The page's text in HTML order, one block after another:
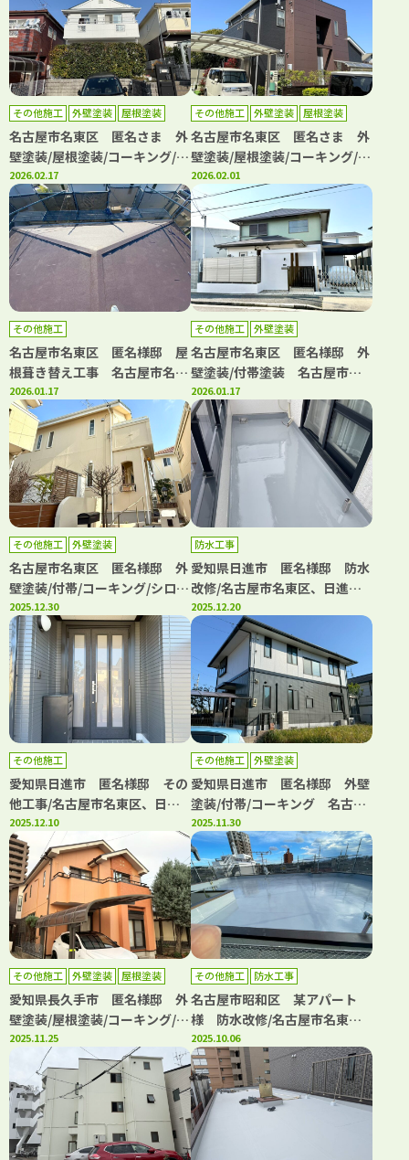
その他施工 外壁塗装
屋根塗装
防水工事
名古屋市名東区 匿名さま 外
壁塗装/屋根塗装/コーキング/防
水 名古屋市名東区、日進市の
外壁塗装屋根塗装専門店【フル
ヤマ塗装店】
2026.02.17
その他施工 外壁塗装
屋根塗装
防水工事
名古屋市名東区 匿名さま 外
壁塗装/屋根塗装/コーキング/防
水 名古屋市名東区、日進市の
外壁塗装屋根塗装専門店【フル
ヤマ塗装店】
2026.02.01
その他施工
名古屋市名東区 匿名様邸 屋
根葺き替え工事 名古屋市名東
区、日進市の外壁塗装屋根塗装
専門店【フルヤマ塗装店】
2026.01.17
その他施工 外壁塗装
名古屋市名東区 匿名様邸 外
壁塗装/付帯塗装 名古屋市名
東区、日進市の外壁塗装屋根塗
装専門店【フルヤマ塗装店】
2026.01.17
その他施工 外壁塗装
名古屋市名東区 匿名様邸 外
壁塗装/付帯/コーキング/シロア
リ 名古屋市名東区、日進市の
外壁塗装屋根塗装専門店【フル
ヤマ塗装店】
2025.12.30
防水工事
愛知県日進市 匿名様邸 防水
改修/名古屋市名東区、日進
市、長久手市の外壁塗装屋根塗
装専門店【フルヤマ塗装店】
2025.12.20
その他施工
愛知県日進市 匿名様邸 その
他工事/名古屋市名東区、日進
市の外壁塗装屋根塗装専門店
【フルヤマ塗装店】
2025.12.10
その他施工 外壁塗装
愛知県日進市 匿名様邸 外壁
塗装/付帯/コーキング 名古屋
市名東区、日進市の外壁塗装屋
根塗装専門店【フルヤマ塗装
店】
2025.11.30
その他施工 外壁塗装
屋根塗装
防水工事
愛知県長久手市 匿名様邸 外
壁塗装/屋根塗装/コーキング/ベ
ランダ防水 名古屋市名東区、
日進市の外壁塗装屋根塗装専門
店【フルヤマ塗装店】
2025.11.25
その他施工 防水工事
名古屋市昭和区 某アパート
様 防水改修/名古屋市名東
区、日進市、長久手市の外壁塗
装屋根塗装専門店【フルヤマ塗
装店】
2025.10.06